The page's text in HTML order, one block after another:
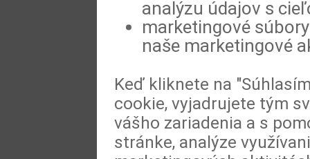
analýzu údajov s
marketingové
naše marketingové
Keď kliknete na
cookie, vyjadrujete tým
vášho zariadenia a s
stránke, analýze